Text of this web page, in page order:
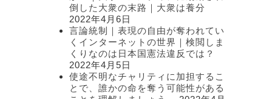
倒した大衆の末路｜大衆は養分
2022年4月6日
言論統制｜表現の自由が奪われてい
くインターネットの世界｜検閲しま
くりなのは日本国憲法違反では？
2022年4月5日
使途不明なチャリティに加担するこ
とで、誰かの命を奪う可能性がある